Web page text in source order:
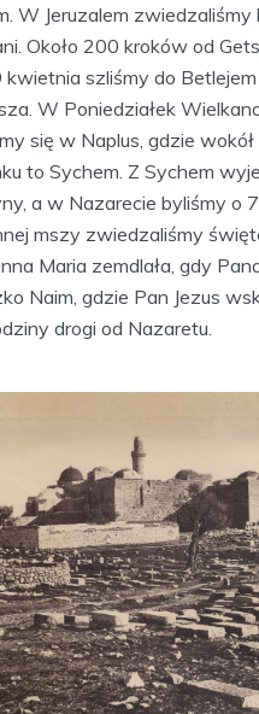
W Jeruzalem
Około 200 kroków od
kwietnia szliśmy do
W Poniedziałek
się w Naplus, gdzie
to Sychem. Z Sychem
a w Nazarecie byliśmy o
mszy zwiedzaliśmy
Maria zemdlała, gdy
Naim, gdzie Pan Jezus
drogi od Nazaretu.